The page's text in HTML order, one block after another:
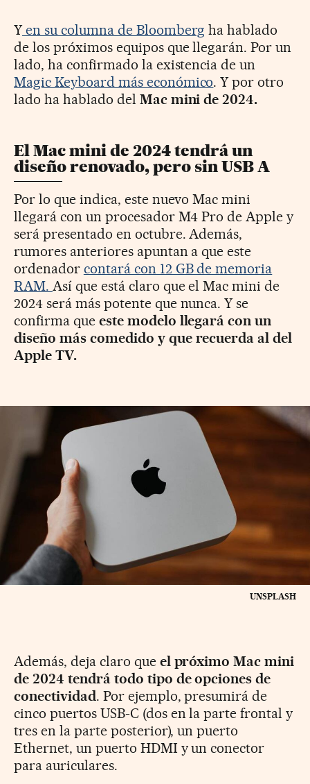
Yen su columna de Bloomberg ha hablado
de los próximos equipos que llegarán. Por un
lado, ha confirmado la existencia de un
Magic Keyboard más económico. Y por otro
lado ha hablado del Mac mini de 2024.
El Mac mini de 2024 tendrá un
diseño renovado, pero sin USB A
Por lo que indica, este nuevo Mac mini
llegará con un procesador M4 Pro de Apple y
será presentado en octubre. Además,
rumores anteriores apuntan a que este
ordenador contará con 12 GB de memoria
RAM. Así que está claro que el Mac mini de
2024 será más potente que nunca. Y se
confirma que este modelo llegará con un
diseño más comedido y que recuerda al del
Apple TV.
UNSPLASH
Además, deja claro queel próximo Mac mini
de 2024 tendrá todo tipo de opciones de
conectividad. Por ejemplo, presumirá de
cinco puertos USB-C (dos en la parte frontal y
tres en la parte posterior), un puerto
Ethernet, un puerto HDMI y un conector
para auriculares.